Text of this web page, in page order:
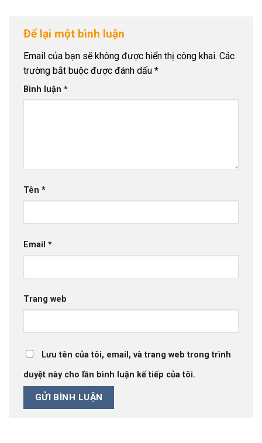
Để lại một bình luận
Email của bạn sẽ không được hiển thị công khai. Các
trường bắt buộc được đánh dấu *
Bình luận *
Tên *
Email *
Trang web
Lưu tên của tôi, email, và trang web trong trình
duyệt này cho lần bình luận kế tiếp của tôi.